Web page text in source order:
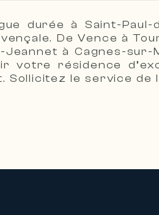
destinations les plus
nous proposons des
piscine et vue mer
dans des domaines
proches des
durée à Saint-
De Vence à
Jeannet à Cagnes-
votre résidence
Sollicitez le service